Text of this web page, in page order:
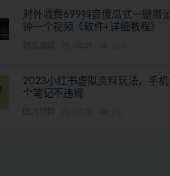
对外收费699抖音傻瓜式一键搬
钟一个视频《软件+详细教程》
2023小红书虚拟资料玩法，手机
个笔记不违规